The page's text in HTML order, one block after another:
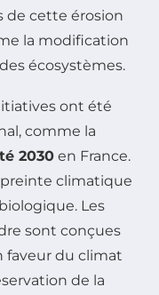
de cette érosion
la modification
écosystèmes.
ont été
comme la
2030 en France.
climatique
Les
sont conçues
faveur du climat
de la